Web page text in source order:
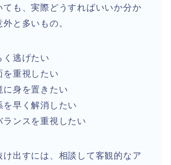
ても、実際どうすればいいか分か
と多いもの。
逃げたい
重視したい
身を置きたい
早く解消したい
ンスを重視したい
け出すには、相談して客観的なア